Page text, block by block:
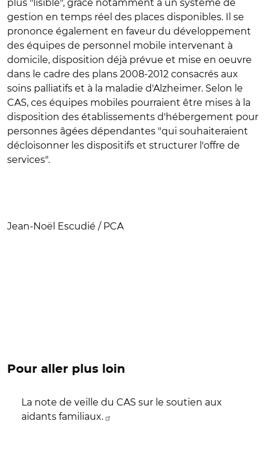
plus "lisible", grâce notamment à un système de
gestion en temps réel des places disponibles. Il se
prononce également en faveur du développement
des équipes de personnel mobile intervenant à
domicile, disposition déjà prévue et mise en oeuvre
dans le cadre des plans 2008-2012 consacrés aux
soins palliatifs et à la maladie d'Alzheimer. Selon le
CAS, ces équipes mobiles pourraient être mises à la
disposition des établissements d'hébergement pour
personnes âgées dépendantes "qui souhaiteraient
décloisonner les dispositifs et structurer l'offre de
services".
Jean-Noël Escudié / PCA
Pour aller plus loin
La note de veille du CAS sur le soutien aux
aidants familiaux.